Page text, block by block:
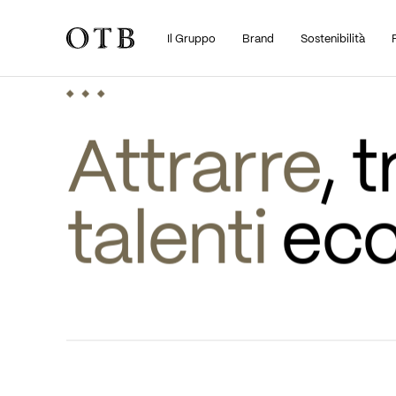
Skip to main contentIl Gruppo Brand Sostenibilità
•
Attrarre
talenti